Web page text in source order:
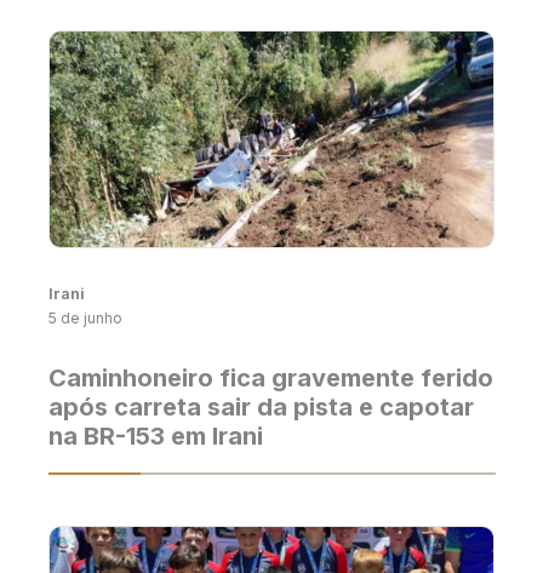
Irani
5 de junho
Caminhoneiro fica gravemente ferido
após carreta sair da pista e capotar
na BR-153 em Irani